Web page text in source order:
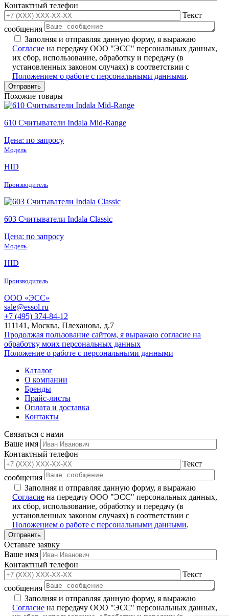
Контактный телефон
Текст
сообщения
Заполняя и отправляя данную форму, я выражаю
Согласие на передачу ООО "ЭСС" персональных данных,
их сбор, использование, обработку и передачу (в
установленных законом случаях) в соответствии с
Положением о работе с персональными данными.
Похожие товары
610 Считыватели Indala Mid-Range
Цена: по запросу
Модель
HID
Производитель
603 Считыватели Indala Classic
Цена: по запросу
Модель
HID
Производитель
ООО «ЭСС»
sale@essol.ru
+7 (495) 374-84-12
111141, Москва, Плеханова, д.7
Продолжая пользование сайтом, я выражаю согласие на
обработку моих персональных данных
Положение о работе с персональными данными
Каталог
О компании
Бренды
Прайс-листы
Оплата и доставка
Контакты
Связаться с нами
Ваше имя
Контактный телефон
Текст
сообщения
Заполняя и отправляя данную форму, я выражаю
Согласие на передачу ООО "ЭСС" персональных данных,
их сбор, использование, обработку и передачу (в
установленных законом случаях) в соответствии с
Положением о работе с персональными данными.
Оставьте заявку
Ваше имя
Контактный телефон
Текст
сообщения
Заполняя и отправляя данную форму, я выражаю
Согласие на передачу ООО "ЭСС" персональных данных,